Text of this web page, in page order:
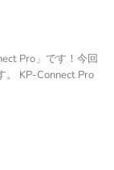
Pro」です！今回
。 KP-Connect Pro